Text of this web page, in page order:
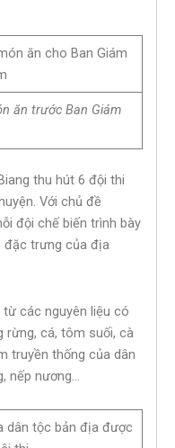
ăn trước Ban Giám
thu hút 6 đội thi
Với chủ đề
đội chế biến trình bày
trưng của địa
các nguyên liệu có
rừng, cá, tôm suối, cà
truyền thống của dân
nếp nương…